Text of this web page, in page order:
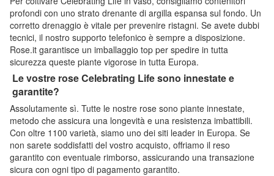
profondi con uno strato drenante di argilla espansa sul fondo. Un
corretto drenaggio è vitale per prevenire ristagni. Se avete dubbi
tecnici, il nostro supporto telefonico è sempre a disposizione.
Rose.it garantisce un imballaggio top per spedire in tutta
sicurezza queste piante vigorose in tutta Europa.
Le vostre rose Celebrating Life sono innestate e
garantite?
Assolutamente sì. Tutte le nostre rose sono piante innestate,
metodo che assicura una longevità e una resistenza imbattibili.
Con oltre 1100 varietà, siamo uno dei siti leader in Europa. Se
non sarete soddisfatti del vostro acquisto, offriamo il reso
garantito con eventuale rimborso, assicurando una transazione
sicura con ogni tipo di pagamento garantito.